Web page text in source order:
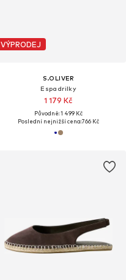
VÝPRODEJ
S.OLIVER
Espadrilky
1 179 Kč
Původně: 1 499 Kč
Poslední nejnižší cena:766 Kč